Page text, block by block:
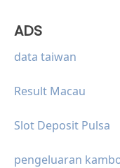
ADS
data taiwan
Result Macau
Slot Deposit Pulsa
pengeluaran